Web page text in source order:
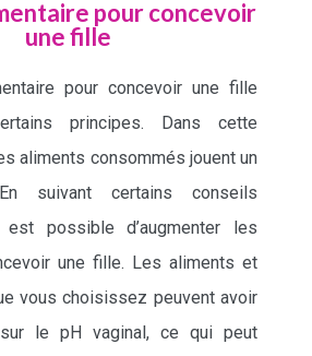
pour concevoir
une fille
pour concevoir une fille
principes. Dans cette
aliments consommés jouent un
suivant certains conseils
possible d’augmenter les
une fille. Les aliments et
vous choisissez peuvent avoir
le pH vaginal, ce qui peut